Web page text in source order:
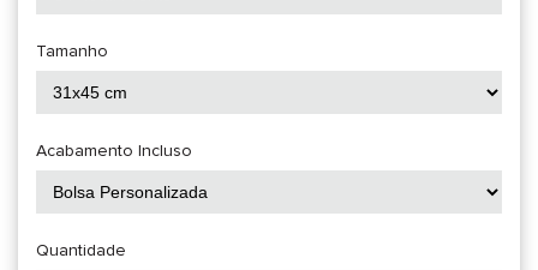
Tamanho
Acabamento Incluso
Quantidade